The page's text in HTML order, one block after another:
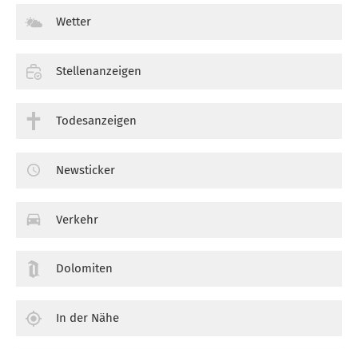
Wetter
Stellenanzeigen
Todesanzeigen
Newsticker
Verkehr
Dolomiten
In der Nähe